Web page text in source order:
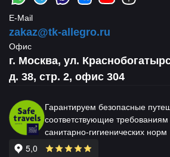
E-Mail
zakaz@tk-allegro.ru
Офис
г. Москва, ул.
д. 38, стр. 2, офис 304
Гарантируем безопасные
соответствующие требованиям
санитарно-гигиенических норм